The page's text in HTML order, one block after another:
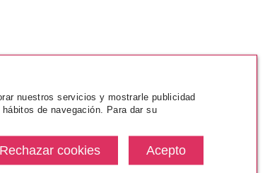
nuestros servicios y mostrarle publicidad
de navegación. Para dar su